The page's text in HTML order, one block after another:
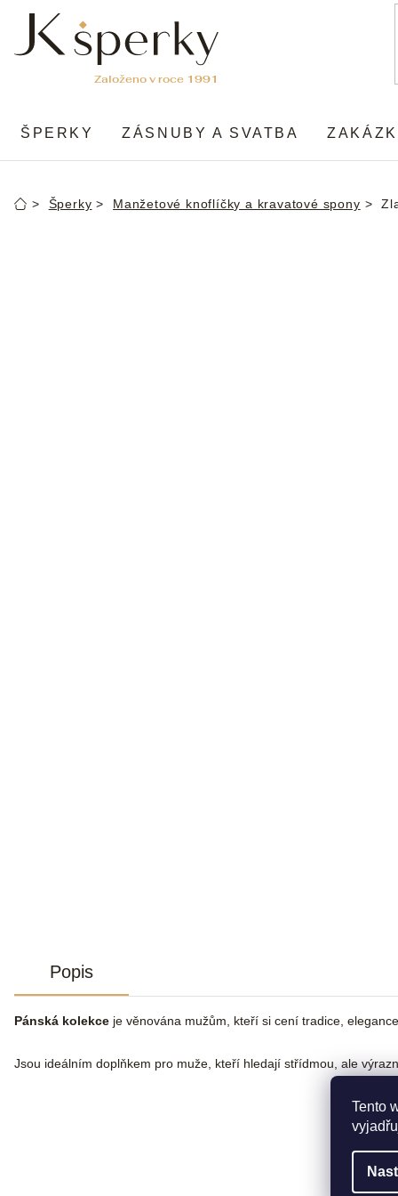
Tento
obsah
ŠPERKY ZÁSNUBY A SVATBA
DomůŠperky Manžetové knoflíčky a kravatové spony
Popis
Pánská kolekce je věnována mužům, kteří si cení tradice,
Jsou ideálním doplňkem pro muže, kteří hledají střídmou, ale